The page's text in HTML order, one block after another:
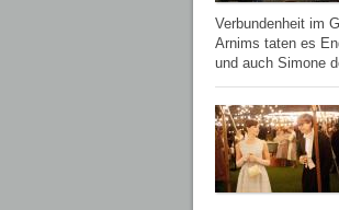
Verbundenheit im
Arnims taten es
und auch Simone